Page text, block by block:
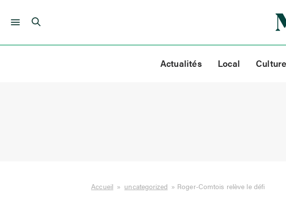
Skip
Actualités Local Culture
Accueil » uncategorized » Roger-Comtois relève le défi